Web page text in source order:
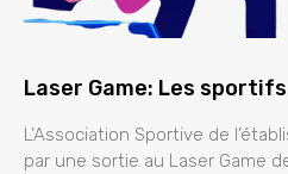
Laser Game: Les
L’Association Sportive de
par une sortie au Laser Game